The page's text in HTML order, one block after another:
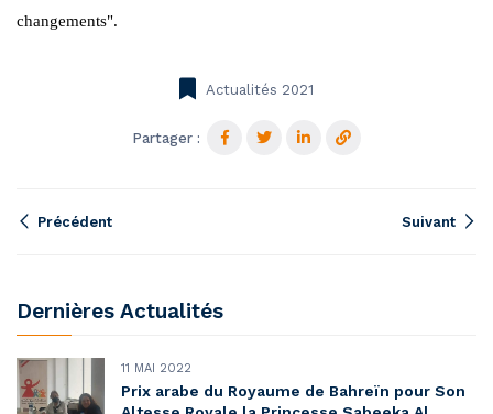
changements".
Actualités 2021
Partager :
Précédent Suivant
Dernières Actualités
11 MAI 2022
Prix arabe du Royaume de Bahreïn pour Son